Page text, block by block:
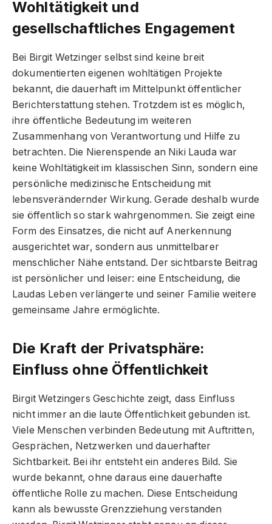
Wohltätigkeit und
gesellschaftliches Engagement
Bei Birgit Wetzinger selbst sind keine breit
dokumentierten eigenen wohltätigen Projekte
bekannt, die dauerhaft im Mittelpunkt öffentlicher
Berichterstattung stehen. Trotzdem ist es möglich,
ihre öffentliche Bedeutung im weiteren
Zusammenhang von Verantwortung und Hilfe zu
betrachten. Die Nierenspende an Niki Lauda war
keine Wohltätigkeit im klassischen Sinn, sondern eine
persönliche medizinische Entscheidung mit
lebensverändernder Wirkung. Gerade deshalb wurde
sie öffentlich so stark wahrgenommen. Sie zeigt eine
Form des Einsatzes, die nicht auf Anerkennung
ausgerichtet war, sondern aus unmittelbarer
menschlicher Nähe entstand. Der sichtbarste Beitrag
ist persönlicher und leiser: eine Entscheidung, die
Laudas Leben verlängerte und seiner Familie weitere
gemeinsame Jahre ermöglichte.
Die Kraft der Privatsphäre:
Einfluss ohne Öffentlichkeit
Birgit Wetzingers Geschichte zeigt, dass Einfluss
nicht immer an die laute Öffentlichkeit gebunden ist.
Viele Menschen verbinden Bedeutung mit Auftritten,
Gesprächen, Netzwerken und dauerhafter
Sichtbarkeit. Bei ihr entsteht ein anderes Bild. Sie
wurde bekannt, ohne daraus eine dauerhafte
öffentliche Rolle zu machen. Diese Entscheidung
kann als bewusste Grenzziehung verstanden